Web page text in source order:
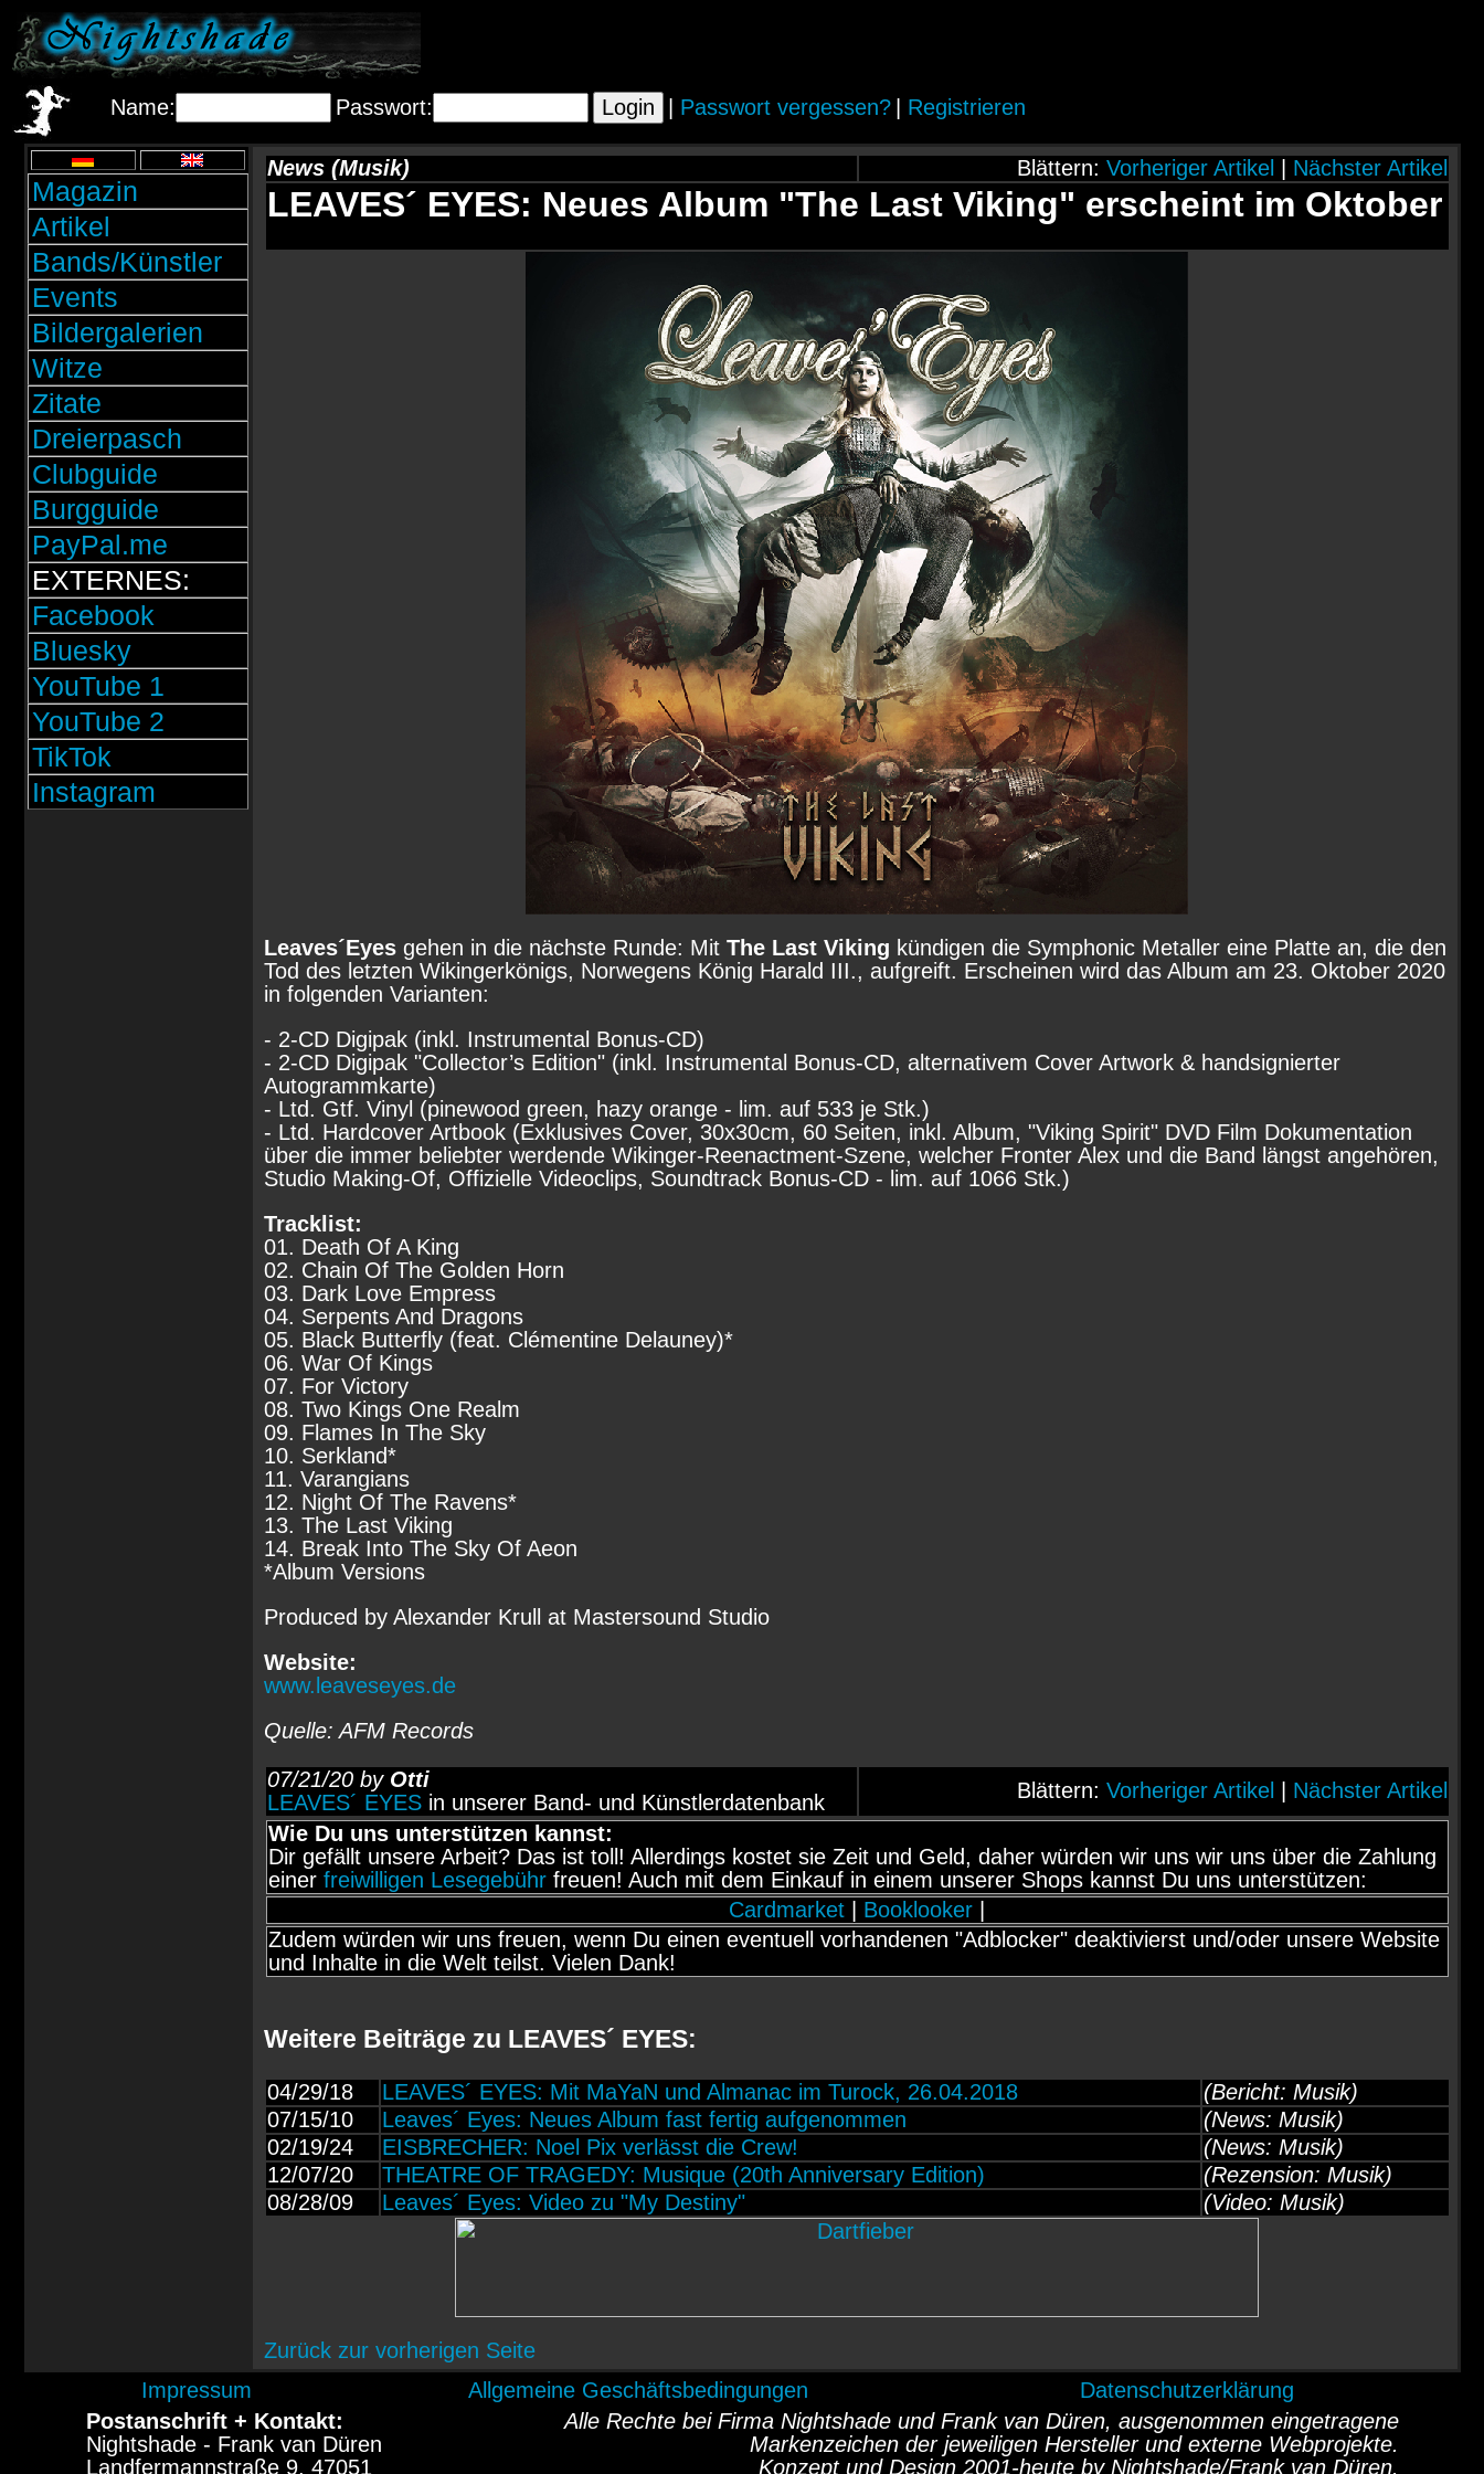
Name: Passwort: Passwort vergessen? Registrieren
Magazin
Artikel
Bands/Künstler
Events
Bildergalerien
Witze
Zitate
Dreierpasch
Clubguide
Burgguide
PayPal.me
EXTERNES:
Facebook
Bluesky
YouTube 1
YouTube 2
TikTok
Instagram
News (Musik) Blättern: Vorheriger Artikel Nächster Artikel
LEAVES´ EYES: Neues Album "The Last Viking" erscheint im Oktober
Leaves´Eyesgehen in die nächste Runde: Mit The Last Viking kündigen die Symphonic Metaller eine Platte an, die den
Tod des letzten Wikingerkönigs, Norwegens König Harald III., aufgreift. Erscheinen wird das Album am 23. Oktober 2020
in folgenden Varianten:
- 2-CD Digipak (inkl. Instrumental Bonus-CD)
- 2-CD Digipak "Collector’s Edition" (inkl. Instrumental Bonus-CD, alternativem Cover Artwork & handsignierter
Autogrammkarte)
- Ltd. Gtf. Vinyl (pinewood green, hazy orange - lim. auf 533 je Stk.)
- Ltd. Hardcover Artbook (Exklusives Cover, 30x30cm, 60 Seiten, inkl. Album, "Viking Spirit" DVD Film Dokumentation
über die immer beliebter werdende Wikinger-Reenactment-Szene, welcher Fronter Alex und die Band längst angehören,
Studio Making-Of, Offizielle Videoclips, Soundtrack Bonus-CD - lim. auf 1066 Stk.)
Tracklist:
01. Death Of A King
02. Chain Of The Golden Horn
03. Dark Love Empress
04. Serpents And Dragons
05. Black Butterfly (feat. Clémentine Delauney)*
06. War Of Kings
07. For Victory
08. Two Kings One Realm
09. Flames In The Sky
10. Serkland*
11. Varangians
12. Night Of The Ravens*
13. The Last Viking
14. Break Into The Sky Of Aeon
*Album Versions
Produced by Alexander Krull at Mastersound Studio
Website:
www.leaveseyes.de
Quelle: AFM Records
07/21/20 by Otti
LEAVES´ EYESin unserer Band- und Künstlerdatenbank Blättern: Vorheriger Artikel
Nächster Artikel
Wie Du uns unterstützen kannst:
Dir gefällt unsere Arbeit? Das ist toll! Allerdings kostet sie Zeit und Geld, daher würden wir uns wir uns über die Zahlung
einer freiwilligen Lesegebührfreuen! Auch mit dem Einkauf in einem unserer Shops kannst Du uns unterstützen:
Cardmarket
Booklooker
Zudem würden wir uns freuen, wenn Du einen eventuell vorhandenen "Adblocker" deaktivierst und/oder unsere Website
und Inhalte in die Welt teilst. Vielen Dank!
Weitere Beiträge zu LEAVES´ EYES:
04/29/18 LEAVES´ EYES: Mit MaYaN und Almanac im Turock, 26.04.2018
(Bericht: Musik)
07/15/10
Leaves´ Eyes: Neues Album fast fertig aufgenommen
(News: Musik)
02/19/24
EISBRECHER: Noel Pix verlässt die Crew!
(News: Musik)
12/07/20
THEATRE OF TRAGEDY: Musique (20th Anniversary Edition)
(Rezension: Musik)
08/28/09
Leaves´ Eyes: Video zu "My Destiny" (Video: Musik)
Zurück zur vorherigen Seite
Impressum
Allgemeine Geschäftsbedingungen
Datenschutzerklärung
Postanschrift + Kontakt:
Nightshade - Frank van Düren
Landfermannstraße 9, 47051
Alle Rechte bei Firma Nightshade und Frank van Düren, ausgenommen eingetragene
Markenzeichen der jeweiligen Hersteller und externe Webprojekte.
Konzept und Design 2001-heute by Nightshade/Frank van Düren.